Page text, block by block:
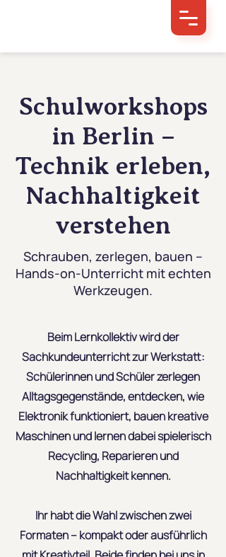
Schulworkshops
in Berlin –
Technik erleben,
Nachhaltigkeit
verstehen
Schrauben, zerlegen, bauen –
Hands-on-Unterricht mit echten
Werkzeugen.
Beim Lernkollektiv wird der
Sachkundeunterricht zur Werkstatt:
Schülerinnen und Schüler zerlegen
Alltagsgegenstände, entdecken, wie
Elektronik funktioniert, bauen kreative
Maschinen und lernen dabei spielerisch
Recycling, Reparieren und
Nachhaltigkeit kennen.
Ihr habt die Wahl zwischen zwei
Formaten – kompakt oder ausführlich